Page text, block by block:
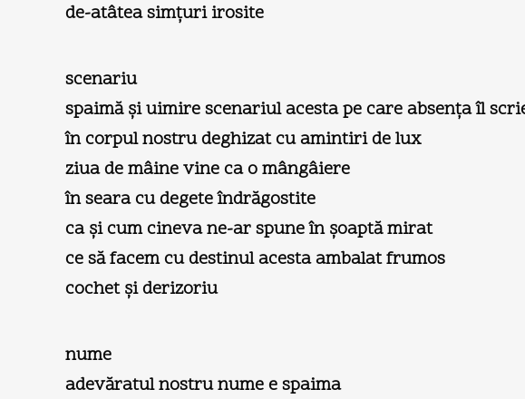
de-atâtea simţuri irosite
scenariu
spaimă şi uimire scenariul acesta pe care absenţa îl
în corpul nostru deghizat cu amintiri de lux
ziua de mâine vine ca o mângâiere
în seara cu degete îndrăgostite
ca şi cum cineva ne-ar spune în şoaptă mirat
ce să facem cu destinul acesta ambalat frumos
cochet şi derizoriu
nume
adevăratul nostru nume e spaima